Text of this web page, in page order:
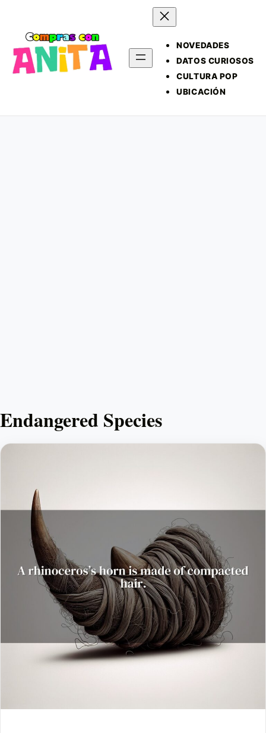
NOVEDADES
DATOS CURIOSOS
CULTURA POP
UBICACIÓN
Endangered Species